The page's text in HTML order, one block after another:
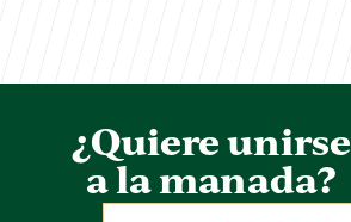
¿Quiere unirse
a la manada?